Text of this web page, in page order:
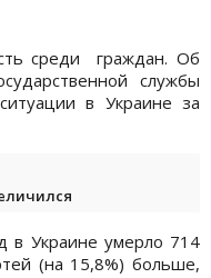
среди граждан. Об
службы
в Украине за
Украине умерло 714
(на 15,8%) больше,